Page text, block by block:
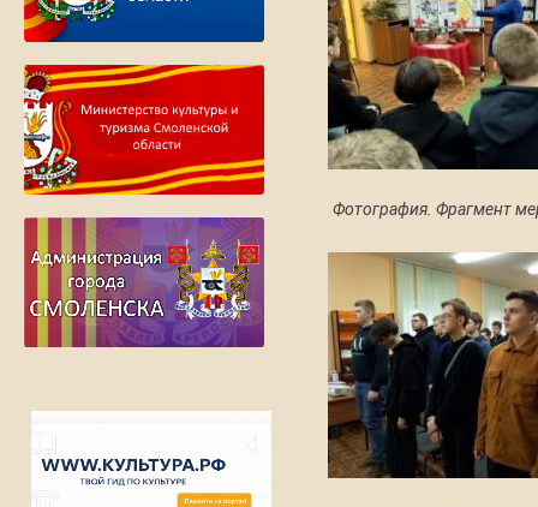
Фотография. Фрагмент